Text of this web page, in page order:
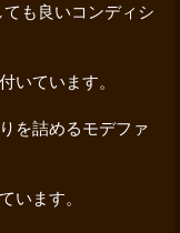
も良いコンディシ
いています。
を詰めるモデファ
います。